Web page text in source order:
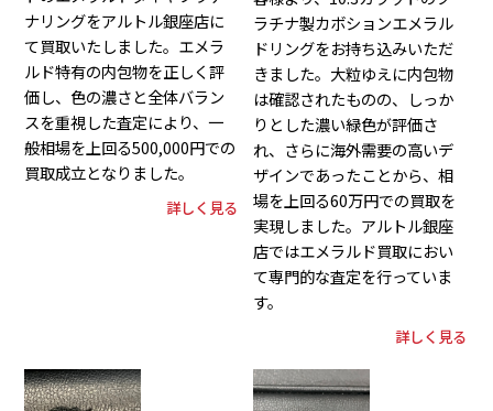
ナリングをアルトル銀座店に
て買取いたしました。エメラ
ルド特有の内包物を正しく評
価し、色の濃さと全体バラン
スを重視した査定により、一
般相場を上回る500,000円での
買取成立となりました。
詳しく見る
ラチナ製カボションエメラル
ドリングをお持ち込みいただ
きました。大粒ゆえに内包物
は確認されたものの、しっか
りとした濃い緑色が評価さ
れ、さらに海外需要の高いデ
ザインであったことから、相
場を上回る60万円での買取を
実現しました。アルトル銀座
店ではエメラルド買取におい
て専門的な査定を行っていま
す。
詳しく見る